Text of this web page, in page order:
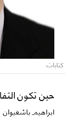
كتابات
حين تكون
ابراهيم باشغيوان